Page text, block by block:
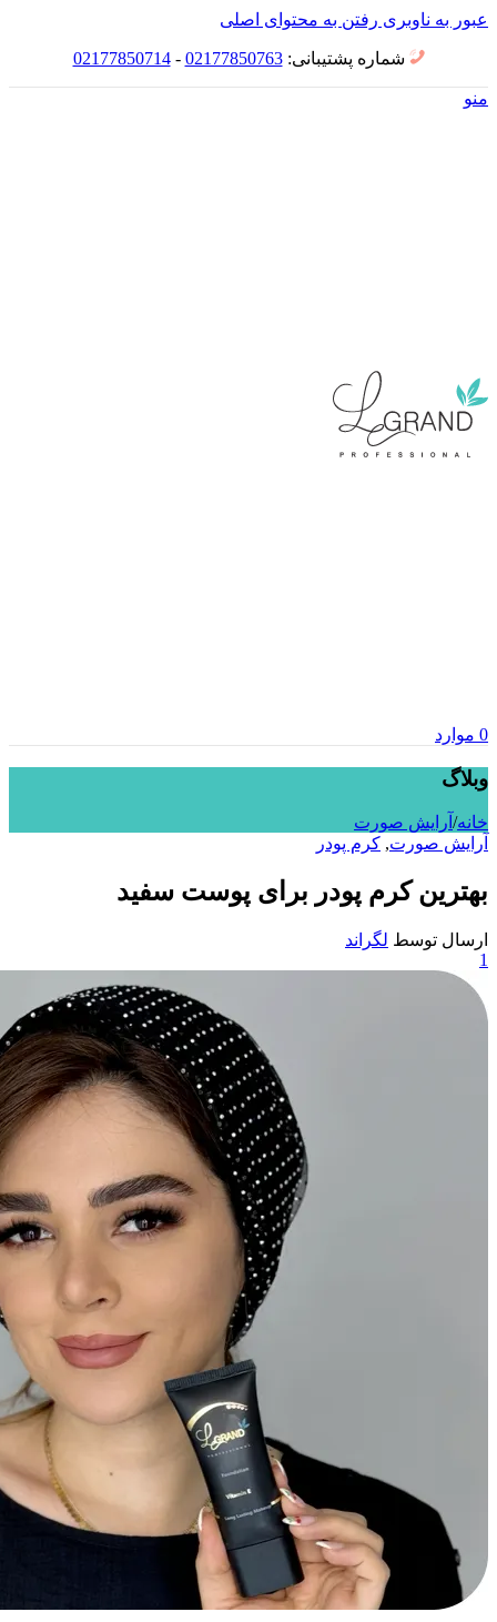
عبور به ناوبری رفتن به محتوای اصلی
شماره پشتیبانی:02177850763
-
02177850714
منو
0 موارد
وبلاگ
خانه/ آرایش صورت
آرایش صورت, کرم پودر
بهترین کرم پودر برای پوست سفید
ارسال توسط لگراند
1